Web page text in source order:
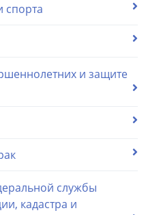
спорта
и защите
службы
кадастра и